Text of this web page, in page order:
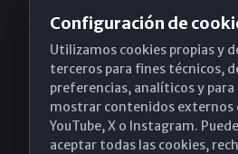
Obispado de
Santa María, 18-
Configuración de
Utilizamos cookies propias y
terceros para fines técnicos,
preferencias, analíticos y para
mostrar contenidos externos
YouTube, X o Instagram.
aceptar todas las cookies,